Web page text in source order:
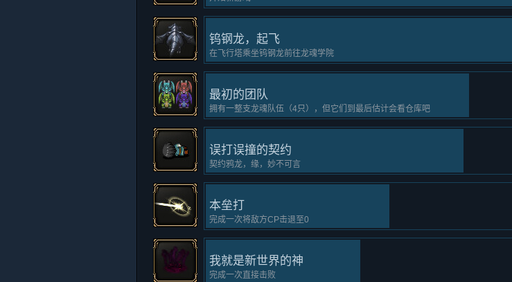
钨钢龙，起飞
在飞行塔乘坐钨钢龙前往龙魂学院
最初的团队
拥有一整支龙魂队伍（4只），但它们到最后估计会看仓库吧
误打误撞的契约
契约鸦龙，缘，妙不可言
本垒打
完成一次将敌方CP击退至0
我就是新世界的神
完成一次直接击败